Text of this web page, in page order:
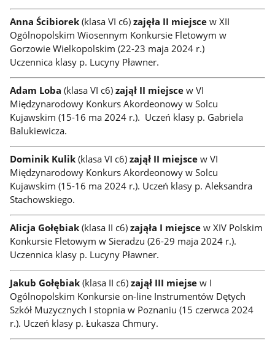
Anna Ścibiorek (klasa VI c6)zajęła II miejsce w XII
Ogólnopolskim Wiosennym Konkursie Fletowym w
Gorzowie Wielkopolskim (22-23 maja 2024 r.)
Uczennica klasy p. Lucyny Pławner.
Adam Loba (klasa VI c6)zajął II miejsce w VI
Międzynarodowy Konkurs Akordeonowy w Solcu
Kujawskim (15-16 ma 2024 r.). Uczeń klasy p. Gabriela
Balukiewicza.
Dominik Kulik(klasa VI c6)zajął II miejsce w VI
Międzynarodowy Konkurs Akordeonowy w Solcu
Kujawskim (15-16 ma 2024 r.). Uczeń klasy p. Aleksandra
Stachowskiego.
Alicja Gołębiak(klasa II c6)zająła I miejsce w XIV Polskim
Konkursie Fletowym w Sieradzu (26-29 maja 2024 r.).
Uczennica klasy p. Lucyny Pławner.
Jakub Gołębiak (klasa II c6) zajął III miejse w I
Ogólnopolskim Konkursie on-line Instrumentów Dętych
Szkół Muzycznych I stopnia w Poznaniu (15 czerwca 2024
r.). Uczeń klasy p. Łukasza Chmury.